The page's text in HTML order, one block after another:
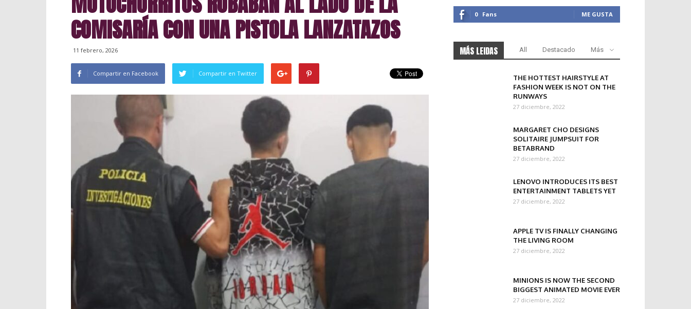
NOTICIAS
COMISARÍA CON UNA PISTOLA LANZATAZOS
11 febrero, 2026
Compartir en Facebook Compartir en Twitter
0 Fans ME GUSTA
MÁS LEIDAS All Destacado Más
THE HOTTEST HAIRSTYLE AT
FASHION WEEK IS NOT ON THE
RUNWAYS
27 diciembre, 2022
MARGARET CHO DESIGNS
SOLITAIRE JUMPSUIT FOR
BETABRAND
27 diciembre, 2022
LENOVO INTRODUCES ITS BEST
ENTERTAINMENT TABLETS YET
27 diciembre, 2022
APPLE TV IS FINALLY CHANGING
THE LIVING ROOM
27 diciembre, 2022
MINIONS IS NOW THE SECOND
BIGGEST ANIMATED MOVIE EVER
27 diciembre, 2022